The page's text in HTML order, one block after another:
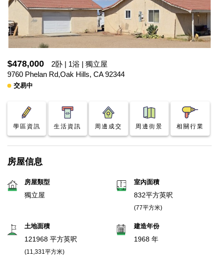
$478,000
2卧 | 1浴 | 獨立屋
9760 Phelan Rd,Oak Hills, CA 92344
交易中
學區資訊 生活資訊 周邊成交 周邊街景 相關行業
房屋信息
房屋類型
獨立屋
室內面積
832平方英呎
(77平方米)
土地面積
121968 平方英呎
(11,331平方米)
建造年份
1968 年